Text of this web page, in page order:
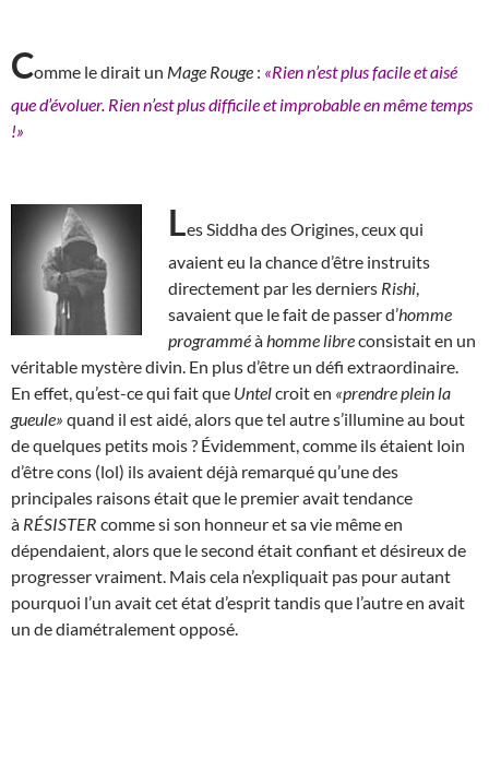
Comme le dirait un Mage Rouge : «Rien n’est plus facile et aisé
que d’évoluer. Rien n’est plus difficile et improbable en même temps
!»
Les Siddha des Origines, ceux qui
avaient eu la chance d’être instruits
directement par les derniers Rishi
savaient que le fait de passer d’homme
programméà homme libreconsistait en un
véritable mystère divin. En plus d’être un défi extraordinaire.
En effet, qu’est-ce qui fait que Untelcroit en «prendre plein la
gueule» quand il est aidé, alors que tel autre s’illumine au bout
de quelques petits mois ? Évidemment, comme ils étaient loin
d’être cons (lol) ils avaient déjà remarqué qu’une des
principales raisons était que le premier avait tendance
à RÉSISTER comme si son honneur et sa vie même en
dépendaient, alors que le second était confiant et désireux de
progresser vraiment. Mais cela n’expliquait pas pour autant
pourquoi l’un avait cet état d’esprit tandis que l’autre en avait
un de diamétralement opposé.